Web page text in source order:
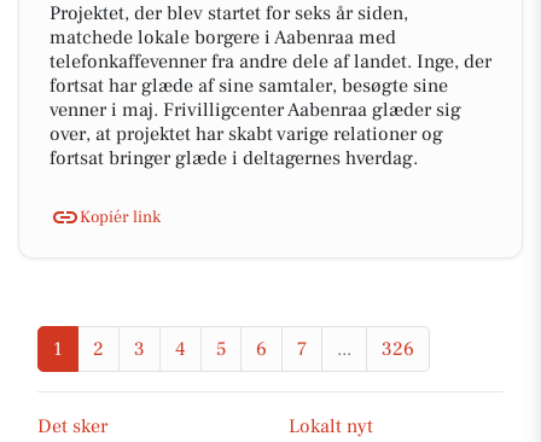
Projektet, der blev startet for seks år siden,
matchede lokale borgere i Aabenraa med
telefonkaffevenner fra andre dele af landet. Inge, der
fortsat har glæde af sine samtaler, besøgte sine
venner i maj. Frivilligcenter Aabenraa glæder sig
over, at projektet har skabt varige relationer og
fortsat bringer glæde i deltagernes hverdag.
Kopiér link
1 2 3 4 5 6 7 ... 326
Det sker
Lokalt nyt